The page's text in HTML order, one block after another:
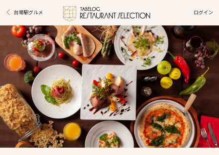
台場駅グルメ ログイン